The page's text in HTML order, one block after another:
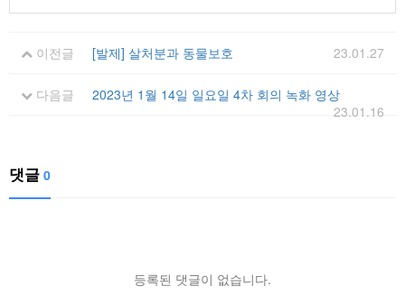
이전글 [발제] 살처분과 동물보호 23.01.27
다음글
2023년 1월 14일 일요일 4차 회의 녹화 영상
23.01.16
댓글 0
등록된 댓글이 없습니다.